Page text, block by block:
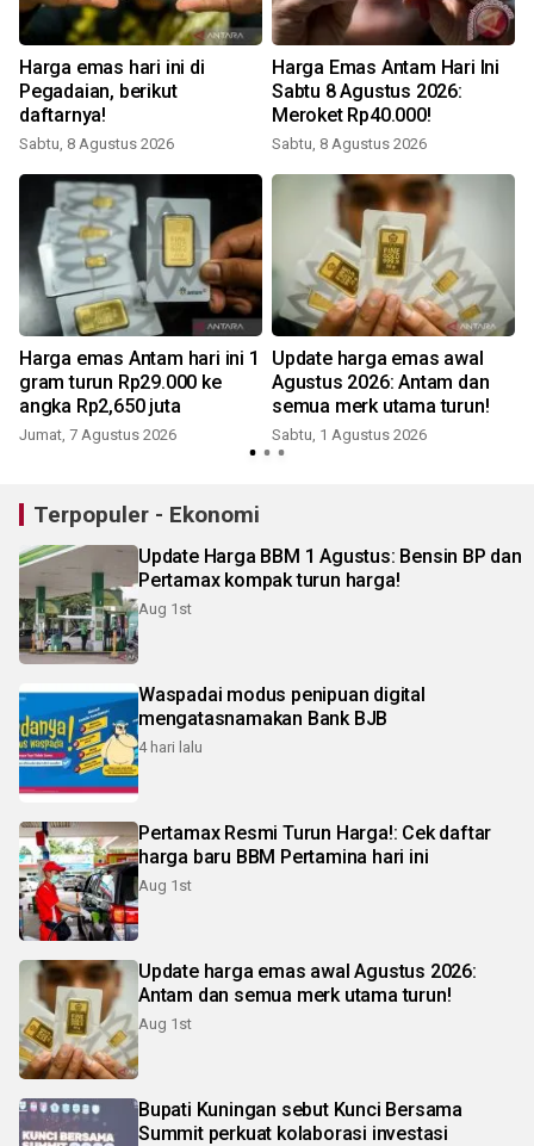
Harga emas hari ini di
Pegadaian, berikut
daftarnya!
Sabtu, 8 Agustus 2026
Harga Emas Antam Hari Ini
Sabtu 8 Agustus 2026:
Meroket Rp40.000!
Sabtu, 8 Agustus 2026
Harga emas Antam hari ini 1
gram turun Rp29.000 ke
angka Rp2,650 juta
Jumat, 7 Agustus 2026
Update harga emas awal
Agustus 2026: Antam dan
semua merk utama turun!
Sabtu, 1 Agustus 2026
Terpopuler - Ekonomi
Update Harga BBM 1 Agustus: Bensin BP dan
Pertamax kompak turun harga!
Aug 1st
Waspadai modus penipuan digital
mengatasnamakan Bank BJB
4 hari lalu
Pertamax Resmi Turun Harga!: Cek daftar
harga baru BBM Pertamina hari ini
Aug 1st
Update harga emas awal Agustus 2026:
Antam dan semua merk utama turun!
Aug 1st
Bupati Kuningan sebut Kunci Bersama
Summit perkuat kolaborasi investasi